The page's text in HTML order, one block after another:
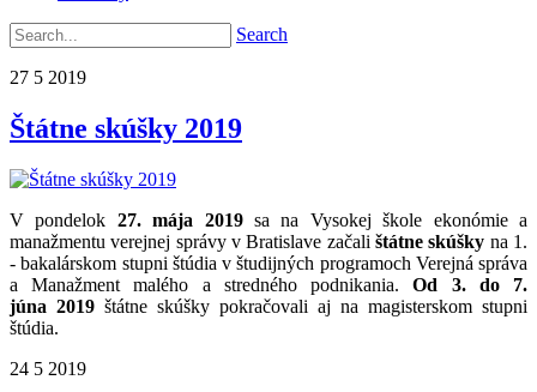
Search
27 5 2019
Štátne skúšky 2019
V pondelok 27. mája 2019 sa na Vysokej škole ekonómie a
manažmentu verejnej správy v Bratislave začali štátne skúšky na 1.
- bakalárskom stupni štúdia v študijných programoch Verejná správa
a Manažment malého a stredného podnikania.Od 3. do 7.
júna 2019 štátne skúšky pokračovali aj na magisterskom stupni
štúdia.
24 5 2019